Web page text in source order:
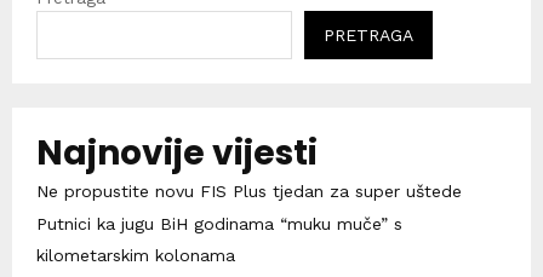
PRETRAGA
Najnovije vijesti
Ne propustite novu FIS Plus tjedan za super uštede
Putnici ka jugu BiH godinama “muku muče” s
kilometarskim kolonama